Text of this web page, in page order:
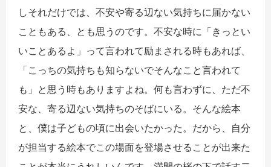
しそれだけでは、不安や寄る辺ない気持ちに届かない
こともある、とも思うのです。不安な時に「きっとい
いことあるよ」って言われて励まされる時もあれば、
「こっちの気持ちも知らないでそんなこと言われて
も」と思う時もありますよね。何も言わずに、ただ不
安な、寄る辺ない気持ちのそばにいる。そんな絵本
と、僕は子どもの頃に出会いたかった。だから、自分
が担当する絵本でこの場面を登場させることが出来た